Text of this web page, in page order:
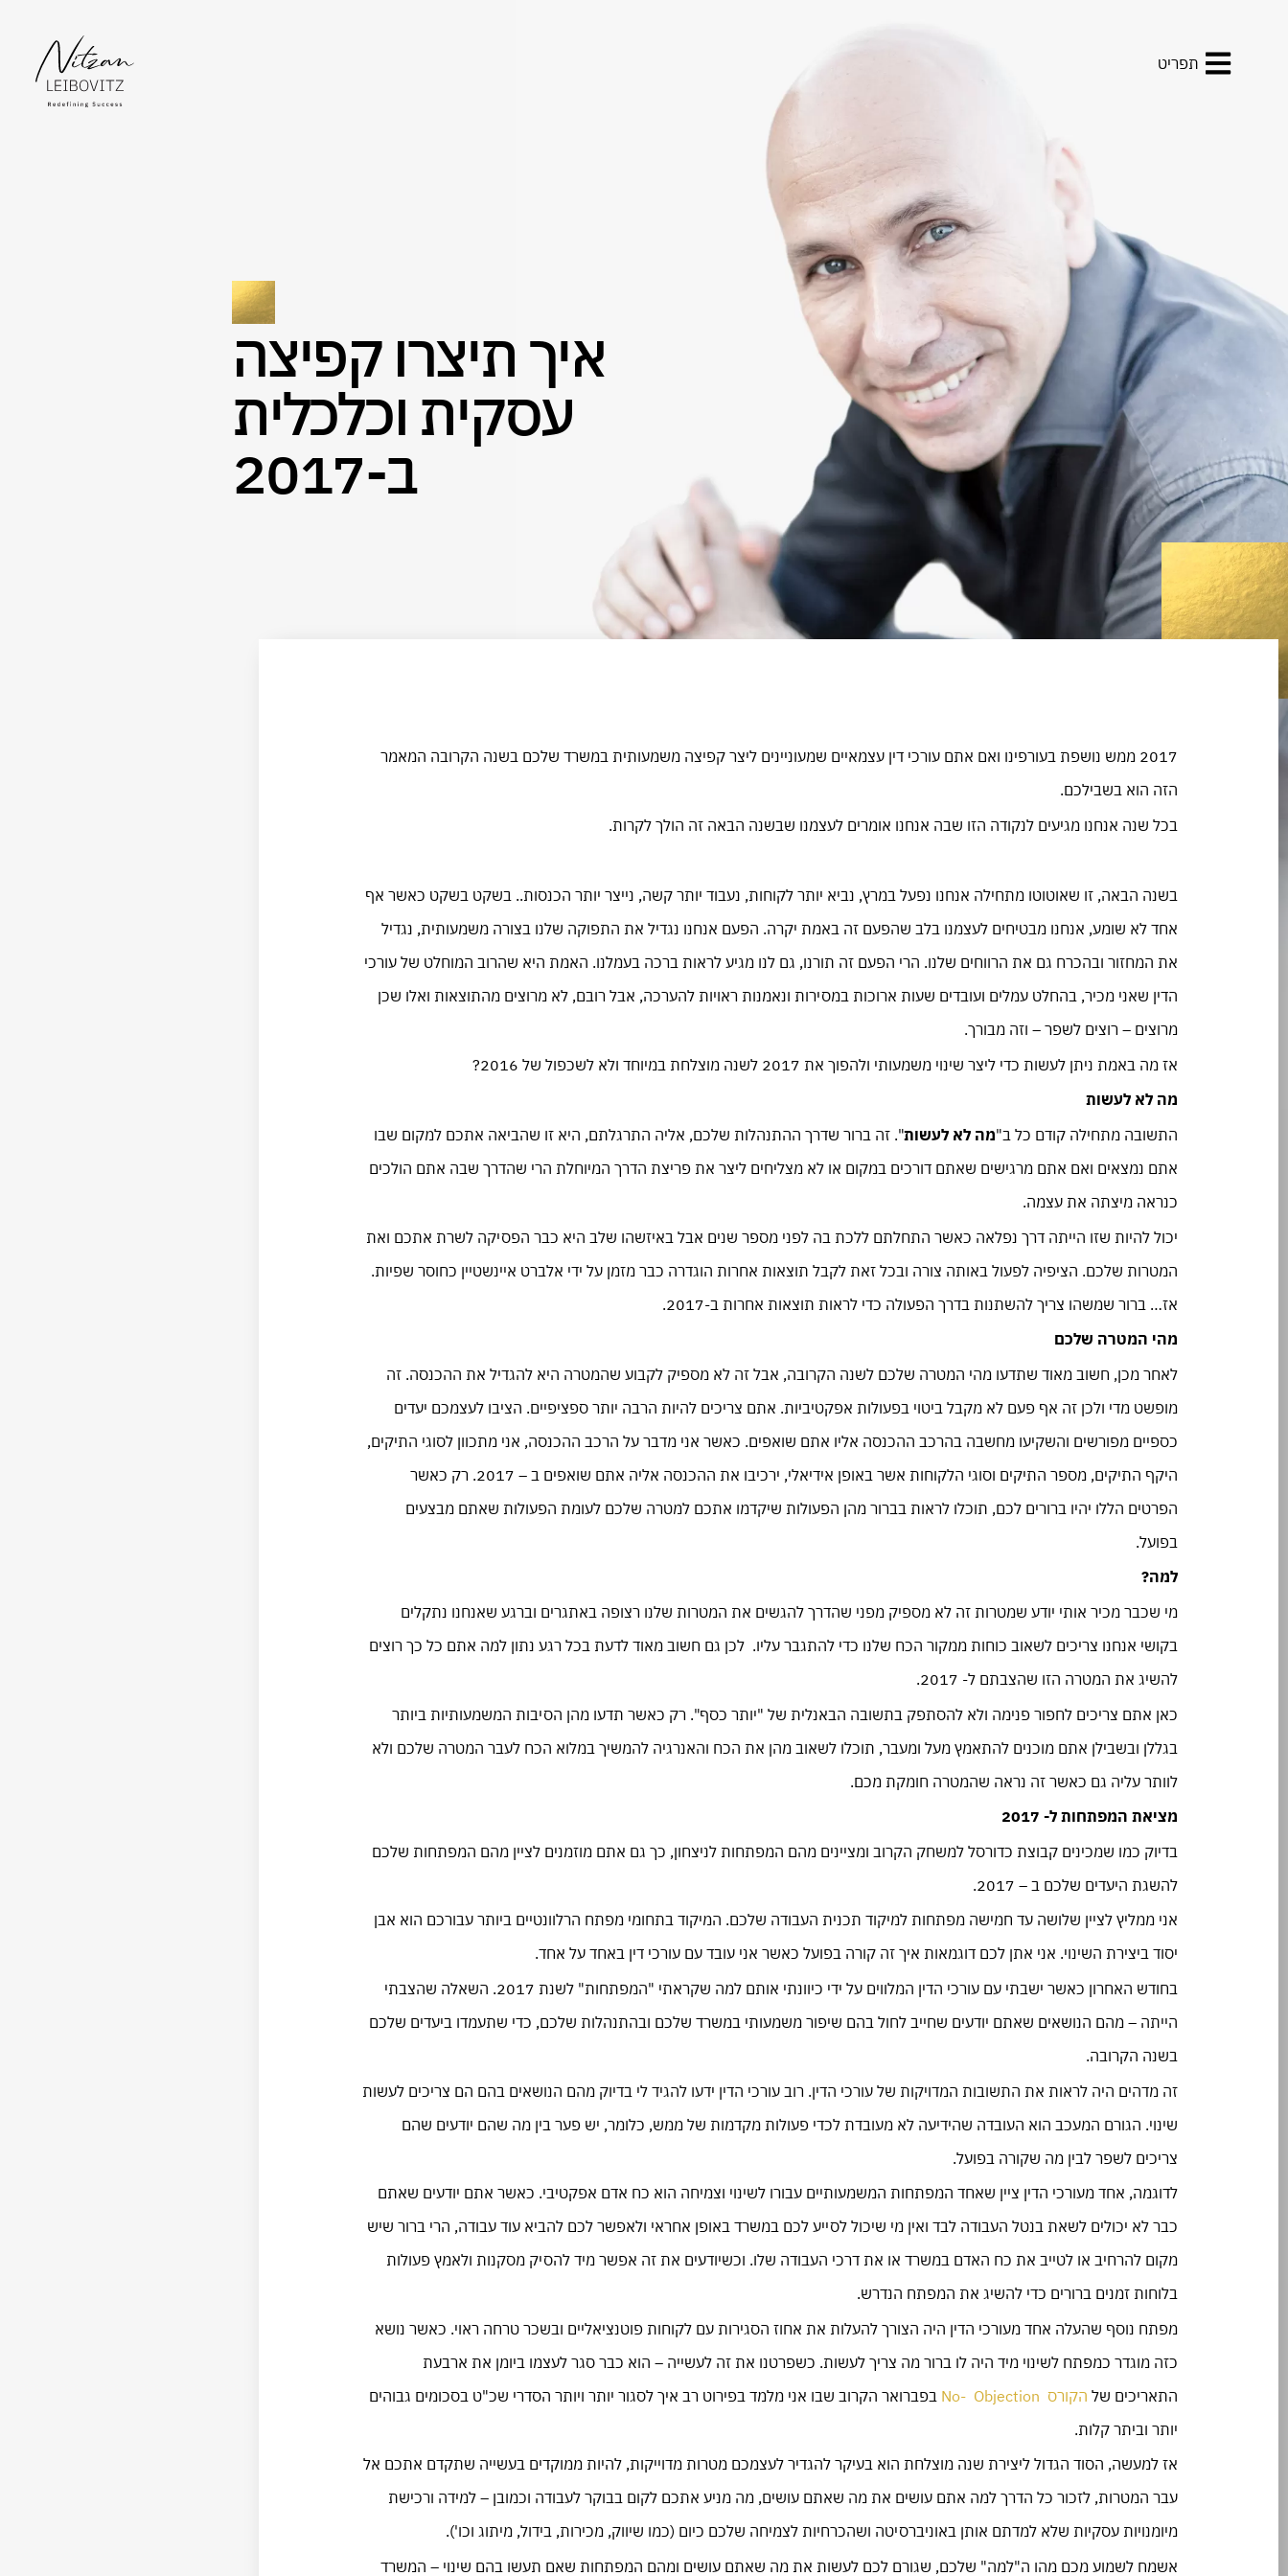
תפריט
איך תיצרו קפיצה
עסקית וכלכלית
ב-2017
2017 ממש נושפת בעורפינו ואם אתם עורכי דין עצמאיים שמעוניינים ליצר קפיצה משמעותית במשרד שלכם בשנה הקרובה המאמר
הזה הוא בשבילכם.
בכל שנה אנחנו מגיעים לנקודה הזו שבה אנחנו אומרים לעצמנו שבשנה הבאה זה הולך לקרות.
בשנה הבאה, זו שאוטוטו מתחילה אנחנו נפעל במרץ, נביא יותר לקוחות, נעבוד יותר קשה, נייצר יותר הכנסות.. בשקט בשקט כאשר אף
אחד לא שומע, אנחנו מבטיחים לעצמנו בלב שהפעם זה באמת יקרה. הפעם אנחנו נגדיל את התפוקה שלנו בצורה משמעותית, נגדיל
את המחזור ובהכרח גם את הרווחים שלנו. הרי הפעם זה תורנו, גם לנו מגיע לראות ברכה בעמלנו. האמת היא שהרוב המוחלט של עורכי
הדין שאני מכיר, בהחלט עמלים ועובדים שעות ארוכות במסירות ונאמנות ראויות להערכה, אבל רובם, לא מרוצים מהתוצאות ואלו שכן
מרוצים – רוצים לשפר – וזה מבורך.
אז מה באמת ניתן לעשות כדי ליצר שינוי משמעותי ולהפוך את 2017 לשנה מוצלחת במיוחד ולא לשכפול של 2016?
מה לא לעשות
התשובה מתחילה קודם כל ב"מה לא לעשות". זה ברור שדרך ההתנהלות שלכם, אליה התרגלתם, היא זו שהביאה אתכם למקום שבו
אתם נמצאים ואם אתם מרגישים שאתם דורכים במקום או לא מצליחים ליצר את פריצת הדרך המיוחלת הרי שהדרך שבה אתם הולכים
כנראה מיצתה את עצמה.
יכול להיות שזו הייתה דרך נפלאה כאשר התחלתם ללכת בה לפני מספר שנים אבל באיזשהו שלב היא כבר הפסיקה לשרת אתכם ואת
המטרות שלכם. הציפיה לפעול באותה צורה ובכל זאת לקבל תוצאות אחרות הוגדרה כבר מזמן על ידי אלברט איינשטיין כחוסר שפיות.
אז… ברור שמשהו צריך להשתנות בדרך הפעולה כדי לראות תוצאות אחרות ב-2017.
מהי המטרה שלכם
לאחר מכן, חשוב מאוד שתדעו מהי המטרה שלכם לשנה הקרובה, אבל זה לא מספיק לקבוע שהמטרה היא להגדיל את ההכנסה. זה
מופשט מדי ולכן זה אף פעם לא מקבל ביטוי בפעולות אפקטיביות. אתם צריכים להיות הרבה יותר ספציפיים. הציבו לעצמכם יעדים
כספיים מפורשים והשקיעו מחשבה בהרכב ההכנסה אליו אתם שואפים. כאשר אני מדבר על הרכב ההכנסה, אני מתכוון לסוגי התיקים,
היקף התיקים, מספר התיקים וסוגי הלקוחות אשר באופן אידיאלי, ירכיבו את ההכנסה אליה אתם שואפים ב – 2017. רק כאשר
הפרטים הללו יהיו ברורים לכם, תוכלו לראות בברור מהן הפעולות שיקדמו אתכם למטרה שלכם לעומת הפעולות שאתם מבצעים
בפועל.
למה?
מי שכבר מכיר אותי יודע שמטרות זה לא מספיק מפני שהדרך להגשים את המטרות שלנו רצופה באתגרים וברגע שאנחנו נתקלים
בקושי אנחנו צריכים לשאוב כוחות ממקור הכח שלנו כדי להתגבר עליו. לכן גם חשוב מאוד לדעת בכל רגע נתון למה אתם כל כך רוצים
להשיג את המטרה הזו שהצבתם ל- 2017.
כאן אתם צריכים לחפור פנימה ולא להסתפק בתשובה הבאנלית של "יותר כסף". רק כאשר תדעו מהן הסיבות המשמעותיות ביותר
בגללן ובשבילן אתם מוכנים להתאמץ מעל ומעבר, תוכלו לשאוב מהן את הכח והאנרגיה להמשיך במלוא הכח לעבר המטרה שלכם ולא
לוותר עליה גם כאשר זה נראה שהמטרה חומקת מכם.
מציאת המפתחות ל- 2017
בדיוק כמו שמכינים קבוצת כדורסל למשחק הקרוב ומציינים מהם המפתחות לניצחון, כך גם אתם מוזמנים לציין מהם המפתחות שלכם
להשגת היעדים שלכם ב – 2017.
אני ממליץ לציין שלושה עד חמישה מפתחות למיקוד תכנית העבודה שלכם. המיקוד בתחומי מפתח הרלוונטיים ביותר עבורכם הוא אבן
יסוד ביצירת השינוי. אני אתן לכם דוגמאות איך זה קורה בפועל כאשר אני עובד עם עורכי דין באחד על אחד.
בחודש האחרון כאשר ישבתי עם עורכי הדין המלווים על ידי כיוונתי אותם למה שקראתי "המפתחות" לשנת 2017. השאלה שהצבתי
הייתה – מהם הנושאים שאתם יודעים שחייב לחול בהם שיפור משמעותי במשרד שלכם ובהתנהלות שלכם, כדי שתעמדו ביעדים שלכם
בשנה הקרובה.
זה מדהים היה לראות את התשובות המדויקות של עורכי הדין. רוב עורכי הדין ידעו להגיד לי בדיוק מהם הנושאים בהם הם צריכים לעשות
שינוי. הגורם המעכב הוא העובדה שהידיעה לא מעובדת לכדי פעולות מקדמות של ממש, כלומר, יש פער בין מה שהם יודעים שהם
צריכים לשפר לבין מה שקורה בפועל.
לדוגמה, אחד מעורכי הדין ציין שאחד המפתחות המשמעותיים עבורו לשינוי וצמיחה הוא כח אדם אפקטיבי. כאשר אתם יודעים שאתם
כבר לא יכולים לשאת בנטל העבודה לבד ואין מי שיכול לסייע לכם במשרד באופן אחראי ולאפשר לכם להביא עוד עבודה, הרי ברור שיש
מקום להרחיב או לטייב את כח האדם במשרד או את דרכי העבודה שלו. וכשיודעים את זה אפשר מיד להסיק מסקנות ולאמץ פעולות
בלוחות זמנים ברורים כדי להשיג את המפתח הנדרש.
מפתח נוסף שהעלה אחד מעורכי הדין היה הצורך להעלות את אחוז הסגירות עם לקוחות פוטנציאליים ובשכר טרחה ראוי. כאשר נושא
כזה מוגדר כמפתח לשינוי מיד היה לו ברור מה צריך לעשות. כשפרטנו את זה לעשייה – הוא כבר סגר לעצמו ביומן את ארבעת
התאריכים של הקורס No- Objection
בפברואר הקרוב שבו אני מלמד בפירוט רב איך לסגור יותר ויותר הסדרי שכ"ט בסכומים גבוהים
יותר וביתר קלות.
אז למעשה, הסוד הגדול ליצירת שנה מוצלחת הוא בעיקר להגדיר לעצמכם מטרות מדוייקות, להיות ממוקדים בעשייה שתקדם אתכם אל
עבר המטרות, לזכור כל הדרך למה אתם עושים את מה שאתם עושים, מה מניע אתכם לקום בבוקר לעבודה וכמובן – למידה ורכישת
מיומנויות עסקיות שלא למדתם אותן באוניברסיטה ושהכרחיות לצמיחה שלכם כיום (כמו שיווק, מכירות, בידול, מיתוג וכו').
אשמח לשמוע מכם מהו ה"למה" שלכם, שגורם לכם לעשות את מה שאתם עושים ומהם המפתחות שאם תעשו בהם שינוי – המשרד